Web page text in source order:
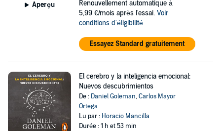
Aperçu
Renouvellement automatique à
5,99 €/mois après l'essai. Voir
conditions d'éligibilité
Essayez Standard gratuitement
El cerebro y la inteligencia emocional:
Nuevos descubrimientos
De : Daniel Goleman,Carlos Mayor
Ortega
Lu par : Horacio Mancilla
Durée : 1 h et 53 min